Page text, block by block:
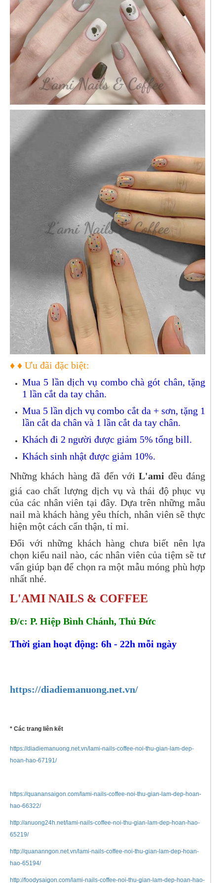
♦ ♦ Ưu đãi đặc biệt:
Mua 5 lần dịch vụ combo chà gót chân, tặng
1 lần cắt da tay chân.
Mua 5 lần dịch vụ combo cắt da + sơn, tặng 1
lần cắt da chân và 1 lần cắt da tay chân.
Khách đi 2 người được giảm 5% tổng bill.
Khách sinh nhật được giảm 10%.
Những khách hàng đã đến vớiL'ami đều đáng
giá cao chất lượng dịch vụ và thái độ phục vụ
của các nhân viên tại đây. Dựa trên những mẫu
nail mà khách hàng yêu thích, nhân viên sẽ thực
hiện một cách cẩn thận, tỉ mỉ.
Đối với những khách hàng chưa biết nên lựa
chọn kiểu nail nào, các nhân viên của tiệm sẽ tư
vấn giúp bạn để chọn ra một mẫu móng phù hợp
nhất nhé.
L'AMI NAILS & COFFEE
Đ/c: P. Hiệp Bình Chánh, Thủ Đức
Thời gian hoạt động: 6h - 22h mỗi ngày
https://diadiemanuong.net.vn/
* Các trang liên kết
https://diadiemanuong.net.vn/lami-nails-coffee-noi-thu-gian-lam-dep-
hoan-hao-67191/
https://quanansaigon.com/lami-nails-coffee-noi-thu-gian-lam-dep-hoan-
hao-66322/
http://anuong24h.net/lami-nails-coffee-noi-thu-gian-lam-dep-hoan-hao-
65219/
http://quananngon.net.vn/lami-nails-coffee-noi-thu-gian-lam-dep-hoan-
hao-65194/
http://foodysaigon.com/lami-nails-coffee-noi-thu-gian-lam-dep-hoan-hao-